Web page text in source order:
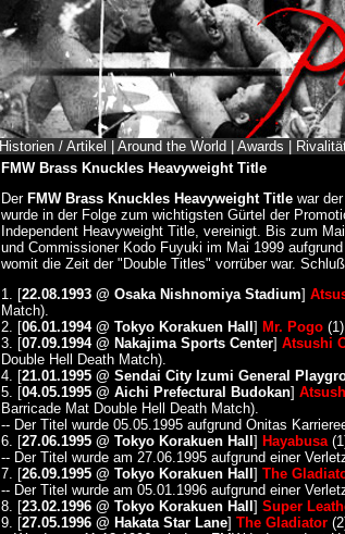
Historien / Artikel Around the World Awards
FMW Brass Knuckles Heavyweight Title
Der FMW Brass Knuckles Heavyweight Titlewar der
wurde in der Folge zum wichtigsten Gürtel der
Independent Heavyweight Title, vereinigt. Bis zum
und Commissioner Kodo Fuyuki im Mai 1999
womit die Zeit der "Double Titles" vorrüber war.
1. [22.08.1993 @ Osaka Nishnomiya Stadium]
Match).
2. [06.01.1994 @ Tokyo Korakuen Hall ] Mr. Pogo(1)
3. [07.09.1994 @ Nakajima Sports Center] Atsushi
Double Hell Death Match).
4. [21.01.1995 @ Sendai City Izumi General
5. [04.05.1995 @ Aichi Prefectural Budokan]
Barricade Mat Double Hell Death Match).
-- Der Titel wurde 05.05.1995 aufgrund Onitas
6. [27.06.1995 @ Tokyo Korakuen Hall ] Hayabusa
-- Der Titel wurde am 27.06.1995 aufgrund einer
7. [26.09.1995 @ Tokyo Korakuen Hall ] The
-- Der Titel wurde am 05.01.1996 aufgrund einer
8. [23.02.1996 @ Tokyo Korakuen Hall ] Super
9. [27.05.1996 @ Hakata Star Lane] The Gladiator